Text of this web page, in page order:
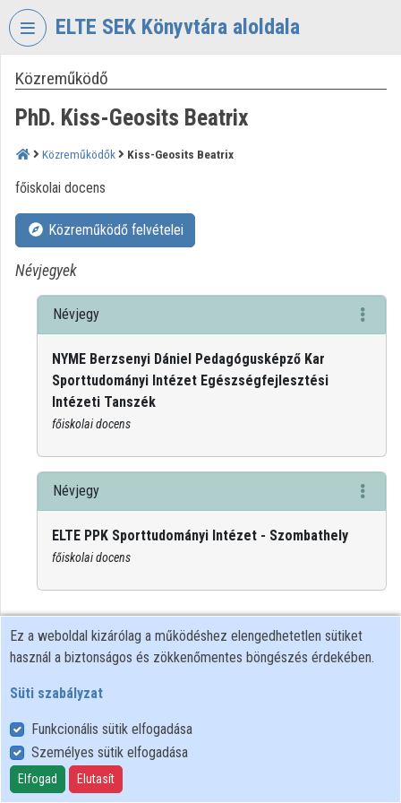
Fejléc kihagyása
ELTE SEK Könyvtára aloldala
VIDEOTORIUM
ELTE
EKL
KÖNYVTÁR
ÉS
LEVÉLTÁR
Intézményi kezdőlap
Bejelentkezés
Kategóriák
Intézményi listák
Intézmények
Közreműködők
Közreműködő
PhD. Kiss-Geosits Beatrix
Közreműködők Kiss-Geosits Beatrix
főiskolai docens
Közreműködő felvételei
Névjegyek
Névjegy
NYME Berzsenyi Dániel Pedagógusképző Kar
Sporttudományi Intézet Egészségfejlesztési
Intézeti Tanszék
főiskolai docens
Névjegy
ELTE PPK Sporttudományi Intézet - Szombathely
főiskolai docens
Felhasználói szabályzat
Adatkezelési tájékoztató
Süti szabályzat
Ez a weboldal kizárólag a működéshez elengedhetetlen sütiket
használ a biztonságos és zökkenőmentes böngészés érdekében.
Süti szabályzat
Funkcionális sütik elfogadása
Személyes sütik elfogadása
Elfogad Elutasít